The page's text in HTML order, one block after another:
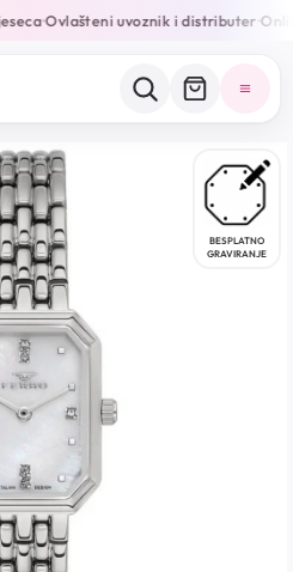
•Ovlašteni uvoznik i distributer•
BESPLATNO
GRAVIRANJE